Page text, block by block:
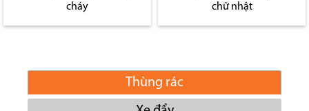
cháy
chữ nhật
Thùng rác